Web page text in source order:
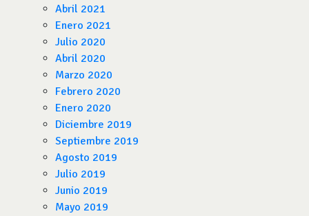
Abril 2021
Enero 2021
Julio 2020
Abril 2020
Marzo 2020
Febrero 2020
Enero 2020
Diciembre 2019
Septiembre 2019
Agosto 2019
Julio 2019
Junio 2019
Mayo 2019